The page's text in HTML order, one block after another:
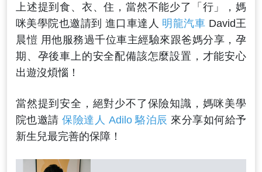
上述提到食、衣、住，當然不能少了「行」，媽
咪美學院也邀請到 進口車達人 明龍汽車 David王
晨愷 用他服務過千位車主經驗來跟爸媽分享，孕
期、孕後車上的安全配備該怎麼設置，才能安心
出遊沒煩惱！
當然提到安全，絕對少不了保險知識，媽咪美學
院也邀請保險達人 Adilo 駱泊辰 來分享如何給予
新生兒最完善的保障！